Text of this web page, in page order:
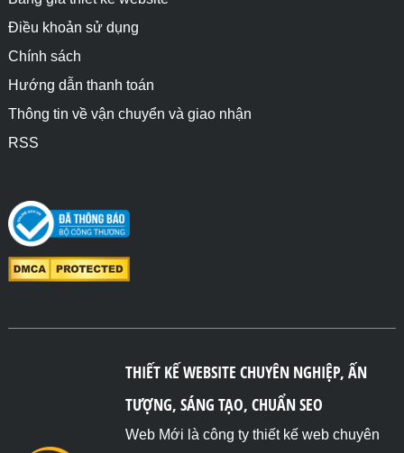
Điều khoản sử dụng
Chính sách
Hướng dẫn thanh toán
Thông tin về vận chuyển và giao nhận
RSS
THIẾT KẾ WEBSITE CHUYÊN NGHIỆP, ẤN
TƯỢNG, SÁNG TẠO, CHUẨN SEO
Web Mới là công ty thiết kế web chuyên